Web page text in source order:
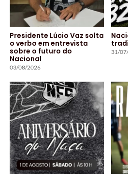
Presidente Lúcio Vaz solta
o verbo em entrevista
sobre o futuro do
Nacional
03/08/2026
31/